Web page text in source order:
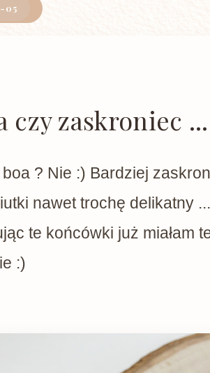
05
czy zaskroniec ...
? Nie :) Bardziej
nawet trochę delikatny
te końcówki już miałam
:)